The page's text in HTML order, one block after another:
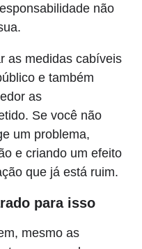
não
as medidas cabíveis
e também
as
Se você não
um problema,
e criando um efeito
que já está ruim.
para isso
mesmo as